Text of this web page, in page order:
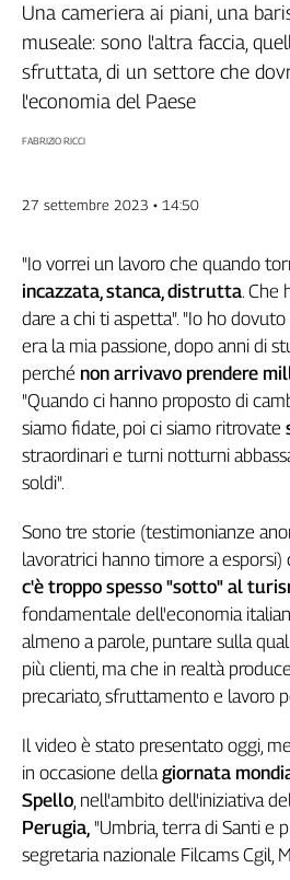
Fiom
Fisac
Flai
Flc
Fp
Slc
Inca
Caaf
Speciali
G8
di
Genova,
il
sangue
della
120
anni
Cgil
Collettiva
Academy
Collettiva
Play
Collettiva
Talk
La
settimana
Collettiva
Una cameriera ai piani, una
museale: sono l'altra faccia,
sfruttata, di un settore che
l'economia del Paese
FABRIZIO RICCI
27 settembre 2023 • 14:50
"Io vorrei un lavoro che quando
incazzata, stanca, distrutta. Che
dare a chi ti aspetta". "Io ho
era la mia passione, dopo anni di
perché non arrivavo prendere
"Quando ci hanno proposto di
siamo fidate, poi ci siamo ritrovate
straordinari e turni notturni
soldi".
Sono tre storie (testimonianze
lavoratrici hanno timore a
c'è troppo spesso "sotto" al
fondamentale dell'economia
almeno a parole, puntare sulla
più clienti, ma che in realtà
precariato, sfruttamento e lavoro
Il video è stato presentato oggi,
in occasione dellagiornata
Spello, nell'ambito dell'iniziativa
Perugia, "Umbria, terra di Santi e
segretaria nazionale Filcams Cgil,